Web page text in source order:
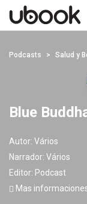
Podcasts Salud y
Blue
Autor: Vários
Narrador: Vários
Editor: Podcast
Mas